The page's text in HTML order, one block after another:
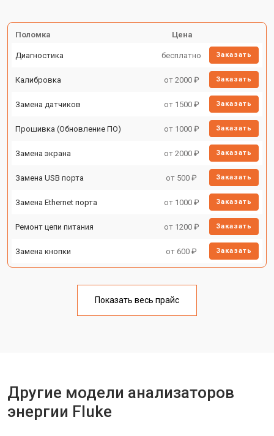
Поломка Цена
Диагностика бесплатно Заказать
Калибровка от 2000 ₽ Заказать
Замена датчиков от 1500 ₽ Заказать
Прошивка (Обновление ПО) от 1000 ₽ Заказать
Замена экрана от 2000 ₽ Заказать
Замена USB порта от 500 ₽ Заказать
Замена Ethernet порта от 1000 ₽ Заказать
Ремонт цепи питания от 1200 ₽ Заказать
Замена кнопки от 600 ₽ Заказать
Показать весь прайс
Другие модели анализаторов
энергии Fluke